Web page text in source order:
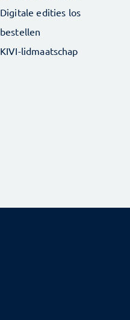
Digitale edities los
bestellen
KIVI-lidmaatschap